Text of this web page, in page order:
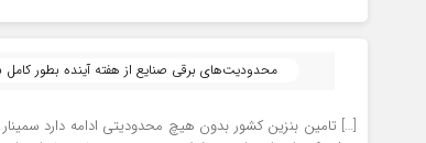
محدودیت‌های برقی صنایع از هفته آینده بطور